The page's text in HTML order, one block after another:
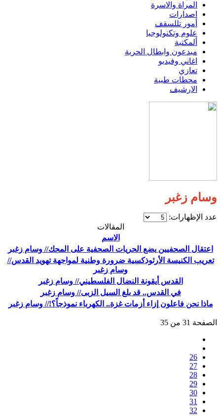
المراة والاسرة
اصدارات
أمور تللسقف
علوم وتكنولوجيا
ألمكتبة
مبدعون وابطال الحرية
اغاني وفيديو
تعازي
محطات طبية
الارشيف
وسام زغبر
عدد الإظهارات:
المقالات
الاسم
اعتقال الصحفيين يضع الحريات الصحفية على المحك// وسام زغبر
تعريب الكنيسة الأرثوذكسية ضرورة وطنية لمواجهة تهويد القدس//
وسام زغبر
القدس أيقونة النضال الفلسطيني// وسام زغبر
في القدس.. قد بلغ السيل الزبى// وسام زغبر
ماذا نحن فاعلون إزاء أزمات غزة.. الكهرباء نموذجاً؟!// وسام زغبر
الصفحة 31 من 35
26
27
28
29
30
31
32